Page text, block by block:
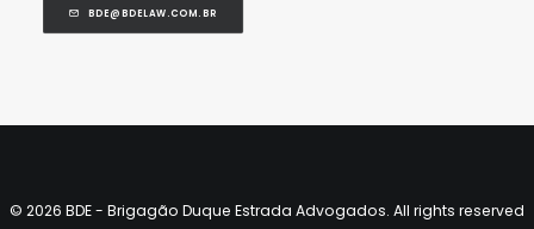
BDE@BDELAW.COM.BR
© 2026 BDE - Brigagão Duque Estrada Advogados. All rights reserved